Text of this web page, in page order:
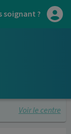
soignant ?
Voir le centre